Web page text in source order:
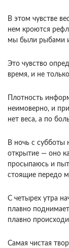
В этом чувстве
нем кроются
мы были рыбами
Это чувство
время, и не
Плотность
неимоверно, и
нет веса, а по
В ночь с субботы
открытие — оно
просыпаюсь и
стоящие передо
С четырех утра
плавно
плавно
Са­мая чистая